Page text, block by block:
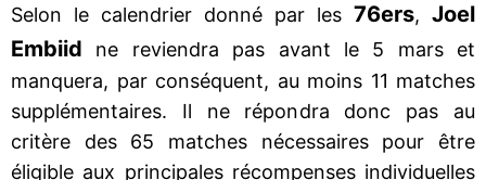
Selon le calendrier donné par les 76ers, Joel
Embiid ne reviendra pas avant le 5 mars et
manquera, par conséquent, au moins 11 matches
supplémentaires. Il ne répondra donc pas au
critère des 65 matches nécessaires pour être
éligible aux principales récompenses individuelles